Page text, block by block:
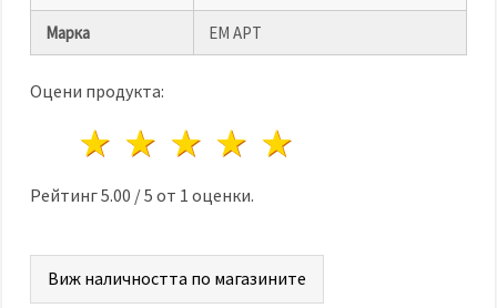
бисквитките
Марка ЕМ АРТ
Оцени продукта:
4 звезди
3 звезди
2 звезди
1 звезда
Рейтинг5.00 /5 от 1 оценки.
Виж наличността по магазините